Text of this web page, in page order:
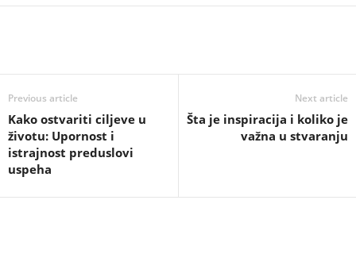
Previous article
Kako ostvariti ciljeve u
životu: Upornost i
istrajnost preduslovi
uspeha
Next article
Šta je inspiracija i koliko je
važna u stvaranju